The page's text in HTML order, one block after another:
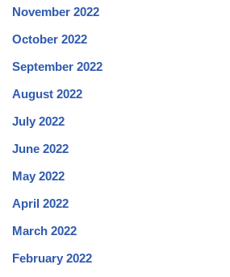
November 2022
October 2022
September 2022
August 2022
July 2022
June 2022
May 2022
April 2022
March 2022
February 2022